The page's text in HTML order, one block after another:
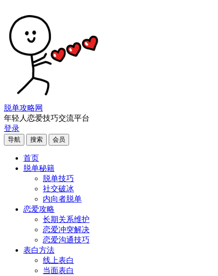
脱单攻略网
年轻人恋爱技巧交流平台
登录
导航 搜索 会员
首页
脱单秘籍
脱单技巧
社交破冰
内向者脱单
恋爱攻略
长期关系维护
恋爱冲突解决
恋爱沟通技巧
表白方法
线上表白
当面表白